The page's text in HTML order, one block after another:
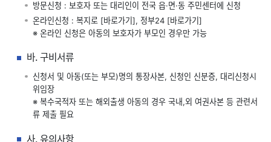
방문신청 : 보호자 또는 대리인이 전국 읍·면·동 주민센터에 신청
온라인신청 : 복지로 [바로가기], 정부24 [바로가기]
※ 온라인 신청은 아동의 보호자가 부모인 경우만 가능
바. 구비서류
신청서 및 아동(또는 부모)명의 통장사본, 신청인 신분증, 대리신청시
위임장
※ 복수국적자 또는 해외출생 아동의 경우 국내,외 여권사본 등 관련서
류 제출 필요
사. 유의사항